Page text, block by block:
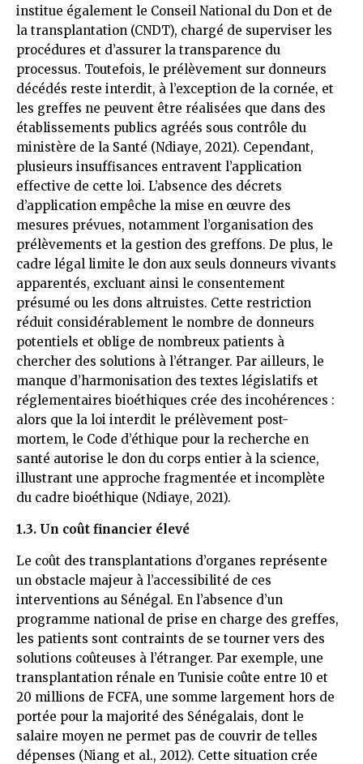
institue également le Conseil National du Don et de
la transplantation (CNDT), chargé de superviser les
procédures et d’assurer la transparence du
processus. Toutefois, le prélèvement sur donneurs
décédés reste interdit, à l’exception de la cornée, et
les greffes ne peuvent être réalisées que dans des
établissements publics agréés sous contrôle du
ministère de la Santé (Ndiaye, 2021). Cependant,
plusieurs insuffisances entravent l’application
effective de cette loi. L’absence des décrets
d’application empêche la mise en œuvre des
mesures prévues, notamment l’organisation des
prélèvements et la gestion des greffons. De plus, le
cadre légal limite le don aux seuls donneurs vivants
apparentés, excluant ainsi le consentement
présumé ou les dons altruistes. Cette restriction
réduit considérablement le nombre de donneurs
potentiels et oblige de nombreux patients à
chercher des solutions à l’étranger. Par ailleurs, le
manque d’harmonisation des textes législatifs et
réglementaires bioéthiques crée des incohérences :
alors que la loi interdit le prélèvement post-
mortem, le Code d’éthique pour la recherche en
santé autorise le don du corps entier à la science,
illustrant une approche fragmentée et incomplète
du cadre bioéthique (Ndiaye, 2021).
1.3. Un coût financier élevé
Le coût des transplantations d’organes représente
un obstacle majeur à l’accessibilité de ces
interventions au Sénégal. En l’absence d’un
programme national de prise en charge des greffes,
les patients sont contraints de se tourner vers des
solutions coûteuses à l’étranger. Par exemple, une
transplantation rénale en Tunisie coûte entre 10 et
20 millions de FCFA, une somme largement hors de
portée pour la majorité des Sénégalais, dont le
salaire moyen ne permet pas de couvrir de telles
dépenses (Niang et al., 2012). Cette situation crée